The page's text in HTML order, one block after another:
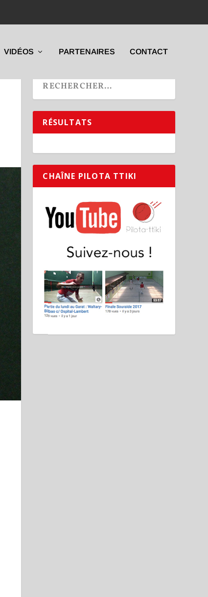
VIDÉOS PARTENAIRES CONTACT
RÉSULTATS
CHAÎNE PILOTA TTIKI